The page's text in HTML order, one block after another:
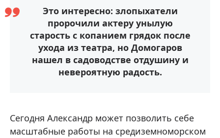
Это интересно: злопыхатели
пророчили актеру унылую
старость с копанием грядок после
ухода из театра, но Домогаров
нашел в садоводстве отдушину и
невероятную радость.
Сегодня Александр может позволить себе
масштабные работы на средиземноморском